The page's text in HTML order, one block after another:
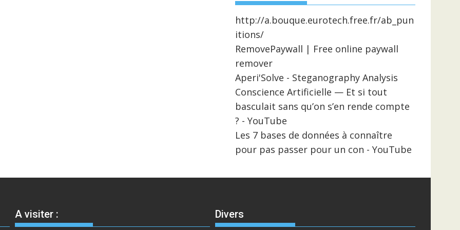
http://a.bouque.eurotech.free.fr/ab_pun
itions/
RemovePaywall | Free online paywall
remover
Aperi'Solve - Steganography Analysis
Conscience Artificielle — Et si tout
basculait sans qu’on s’en rende compte
? - YouTube
Les 7 bases de données à connaître
pour pas passer pour un con - YouTube
A visiter : Divers